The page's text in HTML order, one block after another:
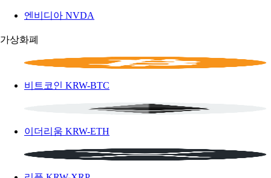
엔비디아 NVDA
가상화폐
비트코인 KRW-BTC
이더리움 KRW-ETH